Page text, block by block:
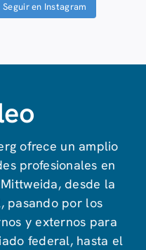
Seguir en Instagram
ofrece un amplio
profesionales en
desde la
pasando por los
y externos para
federal, hasta el